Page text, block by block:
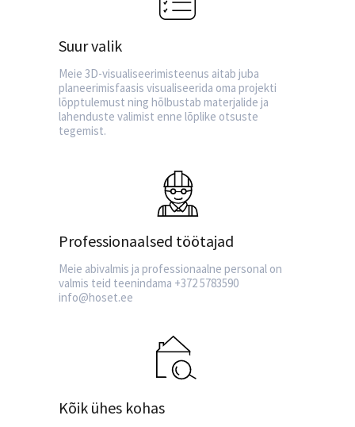
Suur valik
Meie 3D-visualiseerimisteenus aitab juba
planeerimisfaasis visualiseerida oma projekti
lõpptulemust ning hõlbustab materjalide ja
lahenduste valimist enne lõplike otsuste
tegemist.
Professionaalsed töötajad
Meie abivalmis ja professionaalne personal on
valmis teid teenindama +372 5783590
info@hoset.ee
Kõik ühes kohas